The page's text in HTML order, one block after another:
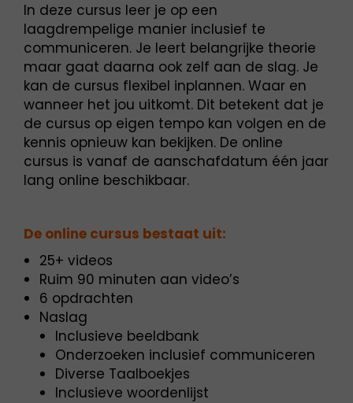
In deze cursus leer je op een
laagdrempelige manier inclusief te
communiceren. Je leert belangrijke theorie
maar gaat daarna ook zelf aan de slag. Je
kan de cursus flexibel inplannen. Waar en
wanneer het jou uitkomt. Dit betekent dat je
de cursus op eigen tempo kan volgen en de
kennis opnieuw kan bekijken. De online
cursus is vanaf de aanschafdatum één jaar
lang online beschikbaar.
De online cursus bestaat uit:
25+ videos
Ruim 90 minuten aan video’s
6 opdrachten
Naslag
Inclusieve beeldbank
Onderzoeken inclusief communiceren
Diverse Taalboekjes
Inclusieve woordenlijst